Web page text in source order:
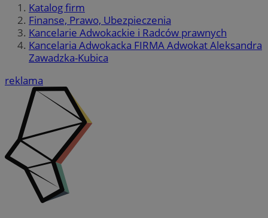
Katalog firm
Finanse, Prawo, Ubezpieczenia
Kancelarie Adwokackie i Radców prawnych
Kancelaria Adwokacka FIRMA Adwokat Aleksandra
Zawadzka-Kubica
reklama